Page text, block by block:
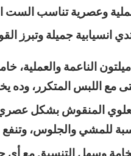
وعصرية تناسب الست
جميلة وتبرز
الناعمة والعملية،
اللبس المتكرر، وده
المنقوش بشكل
للمشي والجلوس،